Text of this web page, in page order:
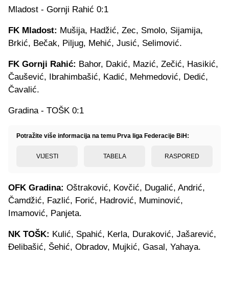
Mladost - Gornji Rahić 0:1
FK Mladost: Mušija, Hadžić, Zec, Smolo, Sijamija,
Brkić, Bečak, Piljug, Mehić, Jusić, Selimović.
FK Gornji Rahić: Bahor, Dakić, Mazić, Zečić, Hasikić,
Čaušević, Ibrahimbašić, Kadić, Mehmedović, Dedić,
Čavalić.
Gradina - TOŠK 0:1
Potražite više informacija na temu Prva liga Federacije BiH:
VIJESTI TABELA RASPORED
OFK Gradina: Oštraković, Kovčić, Dugalić, Andrić,
Čamdžić, Fazlić, Forić, Hadrović, Muminović,
Imamović, Panjeta.
NK TOŠK: Kulić, Spahić, Kerla, Duraković, Jašarević,
Đelibašić, Šehić, Obradov, Mujkić, Gasal, Yahaya.